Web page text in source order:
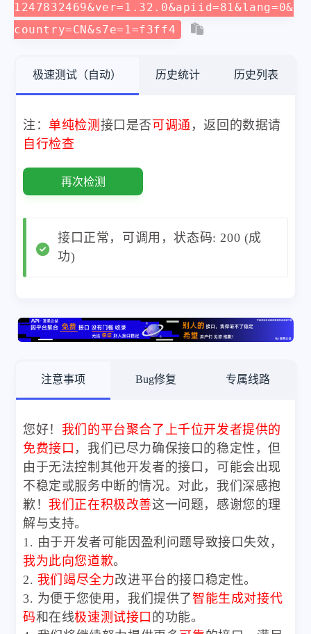
1247832469&ver=1.32.0&apiid=81&lang=0&
country=CN&s7e=1=f3ff4
极速测试（自动） 历史统计 历史列表
注： 单纯检测 接口是否 可调通 ，返回的数据请
自行检查
再次检测
接口正常，可调用，状态码: 200 (成
功)
注意事项 Bug修复 专属线路
您好！ 我们的平台聚合了上千位开发者提供的
免费接口 ，我们已尽力确保接口的稳定性，但
由于无法控制其他开发者的接口，可能会出现
不稳定或服务中断的情况。对此，我们深感抱
歉！ 我们正在积极改善这一问题，感谢您的理
解与支持。
1. 由于开发者可能因盈利问题导致接口失效，
我为此向您道歉。
2. 我们竭尽全力改进平台的接口稳定性。
3. 为便于您使用，我们提供了智能生成对接代
码和在线极速测试接口 的功能。